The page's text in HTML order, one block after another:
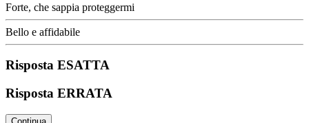
Forte, che sappia proteggermi
Bello e affidabile
Risposta ESATTA
Risposta ERRATA